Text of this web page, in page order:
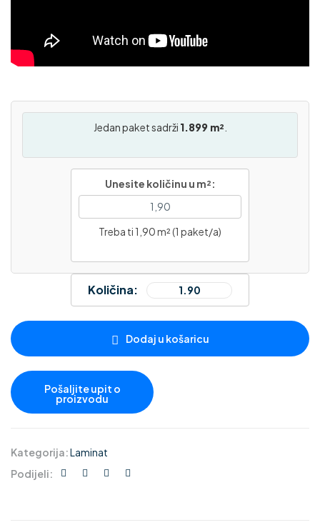
Jedan paket sadrži 1.899 m²
Unesite količinu u m²:
Treba ti 1,90 m² (1 paket/a)
Količina:
Dodaj u košaricu
Kategorija:Laminat
Podijeli: